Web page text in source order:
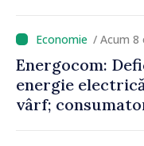
putem menține
un nivel mai/ Acum 8
Energocom:
energie
vârf;